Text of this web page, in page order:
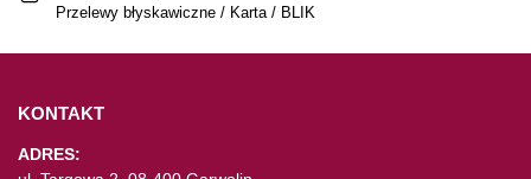
Przelewy błyskawiczne / Karta / BLIK
KONTAKT
ADRES: